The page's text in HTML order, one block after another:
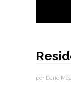
por Darío